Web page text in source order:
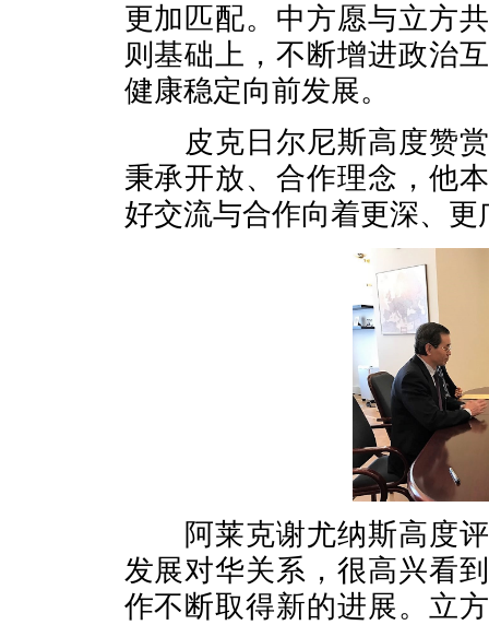
更加匹配。中方愿与立方
则基础上，不断增进政治
健康稳定向前发展。
皮克日尔尼斯高度赞赏
秉承开放、合作理念，他
好交流与合作向着更深、
阿莱克谢尤纳斯高度评
发展对华关系，很高兴看
作不断取得新的进展。立